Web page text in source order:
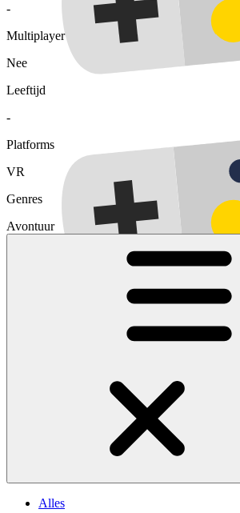
-
Multiplayer
Nee
Leeftijd
-
Platforms
VR
Genres
Avontuur
Alles